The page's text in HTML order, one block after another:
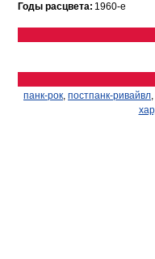
Годы расцвета: 1960-е
панк-рок, постпанк-ривайвл,